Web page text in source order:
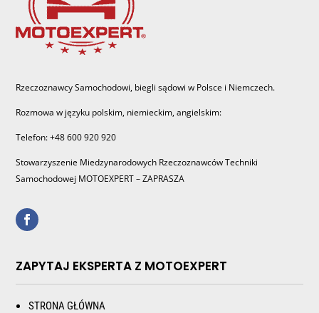
Rzeczoznawcy Samochodowi, biegli sądowi w Polsce i Niemczech.
Rozmowa w języku polskim, niemieckim, angielskim:
Telefon: +48 600 920 920
Stowarzyszenie Miedzynarodowych Rzeczoznawców Techniki
Samochodowej MOTOEXPERT – ZAPRASZA
ZAPYTAJ EKSPERTA Z MOTOEXPERT
STRONA GŁÓWNA